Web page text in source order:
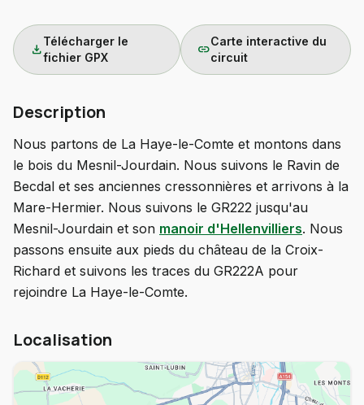
download
Télécharger le
fichier GPX
link
Carte interactive du
circuit
Description
Nous partons de La Haye-le-Comte et montons dans
le bois du Mesnil-Jourdain. Nous suivons le Ravin de
Becdal et ses anciennes cressonnières et arrivons à la
Mare-Hermier. Nous suivons le GR222 jusqu'au
Mesnil-Jourdain et son manoir d'Hellenvilliers. Nous
passons ensuite aux pieds du château de la Croix-
Richard et suivons les traces du GR222A pour
rejoindre La Haye-le-Comte.
Localisation